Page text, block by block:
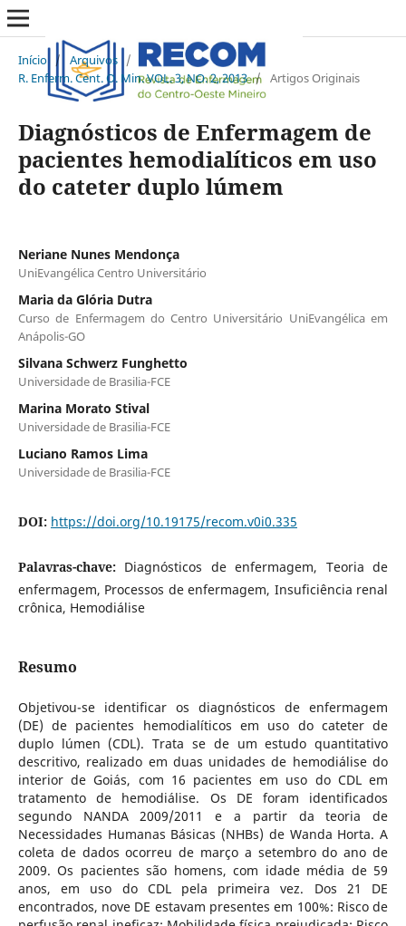
Início / Arquivos /
R. Enferm. Cent. O. Min. VOL. 3, NO. 2, 2013 / Artigos Originais
Diagnósticos de Enfermagem de
pacientes hemodialíticos em uso
do cateter duplo lúmem
Neriane Nunes Mendonça
UniEvangélica Centro Universitário
Maria da Glória Dutra
Curso de Enfermagem do Centro Universitário UniEvangélica em
Anápolis-GO
Silvana Schwerz Funghetto
Universidade de Brasilia-FCE
Marina Morato Stival
Universidade de Brasilia-FCE
Luciano Ramos Lima
Universidade de Brasilia-FCE
DOI: https://doi.org/10.19175/recom.v0i0.335
Palavras-chave: Diagnósticos de enfermagem, Teoria de
enfermagem, Processos de enfermagem, Insuficiência renal
crônica, Hemodiálise
Resumo
Objetivou-se identificar os diagnósticos de enfermagem
(DE) de pacientes hemodialíticos em uso do cateter de
duplo lúmen (CDL). Trata se de um estudo quantitativo
descritivo, realizado em duas unidades de hemodiálise do
interior de Goiás, com 16 pacientes em uso do CDL em
tratamento de hemodiálise. Os DE foram identificados
segundo NANDA 2009/2011 e a partir da teoria de
Necessidades Humanas Básicas (NHBs) de Wanda Horta. A
coleta de dados ocorreu de março a setembro do ano de
2009. Os pacientes são homens, com idade média de 59
anos, em uso do CDL pela primeira vez. Dos 21 DE
encontrados, nove DE estavam presentes em 100%: Risco de